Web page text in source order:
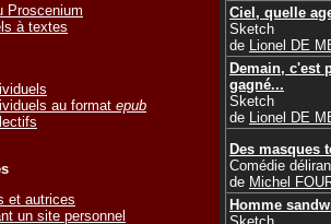
Proscenium
à textes
au format epub
et autrices
un site personnel
Ciel, quelle
Sketch
de
Lionel DE
Demain, c'est
gagné...
Sketch
de
Lionel DE
Des masques
Comédie
de Michel
Homme